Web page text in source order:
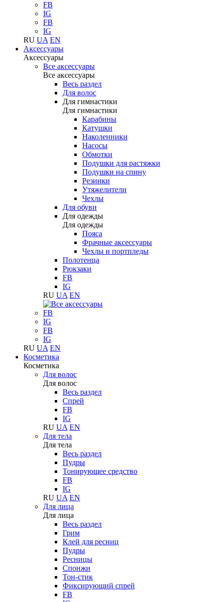
FB
IG
FB
IG
RU UA EN
Аксессуары
Аксессуары
Все аксессуары
Все аксессуары
Весь раздел
Для волос
Для гимнастики
Для гимнастики
Карабины
Катушки
Наколенники
Насосы
Обмотки
Подушки для растяжки
Подушки на спину
Резинки
Утяжелители
Чехлы
Для обуви
Для одежды
Для одежды
Пояса
Фрачные аксессуары
Чехлы и портпледы
Полотенца
Рюкзаки
FB
IG
RU UA EN
FB
IG
FB
IG
RU UA EN
Косметика
Косметика
Для волос
Для волос
Весь раздел
Спрей
FB
IG
RU UA EN
Для тела
Для тела
Весь раздел
Пудры
Тонирующее средство
FB
IG
RU UA EN
Для лица
Для лица
Весь раздел
Грим
Клей для ресниц
Пудры
Ресницы
Спонжи
Тон-стик
Фиксирующий спрей
FB